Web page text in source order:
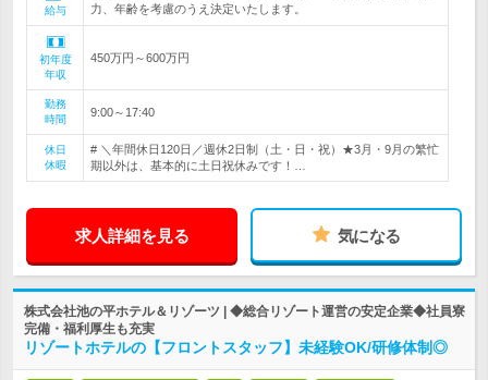
給与
力、年齢を考慮のうえ決定いたします。
初年度
年収
450万円～600万円
勤務
時間
9:00～17:40
休日
休暇
# ＼年間休日120日／週休2日制（土・日・祝）★3月・9月の繁忙
期以外は、基本的に土日祝休みです！…
求人詳細を見る 気になる
株式会社池の平ホテル＆リゾーツ | ◆総合リゾート運営の安定企業◆社員寮
完備・福利厚生も充実
リゾートホテルの【フロントスタッフ】未経験OK/研修体制◎